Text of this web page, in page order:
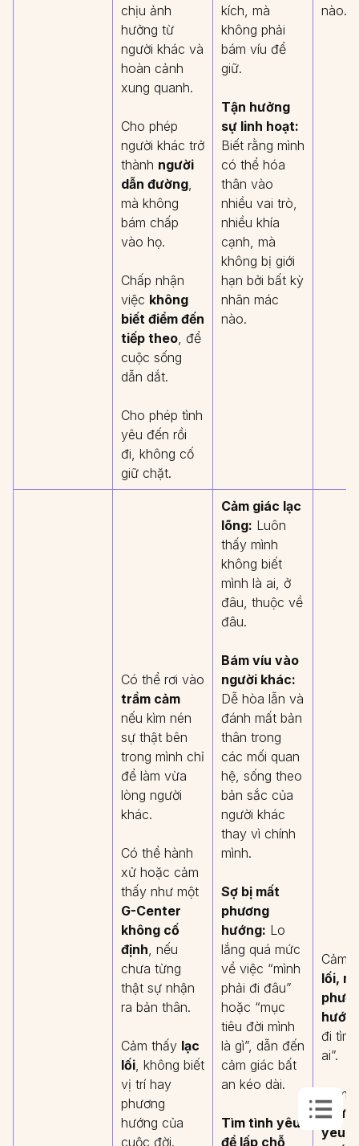
chịu ảnh
hưởng từ
người khác và
hoàn cảnh
xung quanh.
Cho phép
người khác trở
thành người
dẫn đường,
mà không
bám chấp
vào họ.
Chấp nhận
việc không
biết điểm đến
tiếp theo, để
cuộc sống
dẫn dắt.
Cho phép tình
yêu đến rồi
đi, không cố
giữ chặt.
kích, mà
không phải
bám víu để
giữ.
Tận hưởng
sự linh hoạt:
Biết rằng mình
có thể hóa
thân vào
nhiều vai trò,
nhiều khía
cạnh, mà
không bị giới
hạn bởi bất kỳ
nhãn mác
nào.
nào.
Có thể rơi vào
trầm cảm
nếu kìm nén
sự thật bên
trong mình chỉ
để làm vừa
lòng người
khác.
Có thể hành
xử hoặc cảm
thấy như một
G-Center
không cố
định, nếu
chưa từng
thật sự nhận
ra bản thân.
Cảm thấy lạc
lối, không biết
vị trí hay
phương
hướng của
cuộc đời.
Cảm giác lạc
lõng: Luôn
thấy mình
không biết
mình là ai, ở
đâu, thuộc về
đâu.
Bám víu vào
người khác:
Dễ hòa lẫn và
đánh mất bản
thân trong
các mối quan
hệ, sống theo
bản sắc của
người khác
thay vì chính
mình.
Sợ bị mất
phương
hướng: Lo
lắng quá mức
về việc “mình
phải đi đâu”
hoặc “mục
tiêu đời mình
là gì”, dẫn đến
cảm giác bất
an kéo dài.
Tìm tình yêu
để lấp chỗ
Cảm
lối,
đi tìm
ai”.
Bám
yêu